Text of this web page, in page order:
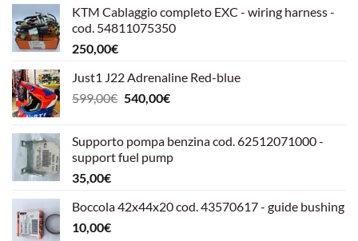
KTM Cablaggio completo EXC - wiring harness -
cod. 54811075350
250,00€
Just1 J22 Adrenaline Red-blue
599,00€ Il
era:
599,00€.
540,00€Il
è:
540,00€.
Supporto pompa benzina cod. 62512071000 -
support fuel pump
35,00€
Boccola 42x44x20 cod. 43570617 - guide bushing
10,00€